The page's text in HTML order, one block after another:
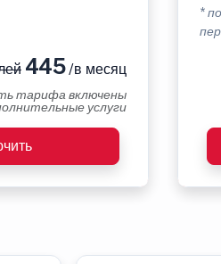
445/в месяц
тарифа включены
услуги
*